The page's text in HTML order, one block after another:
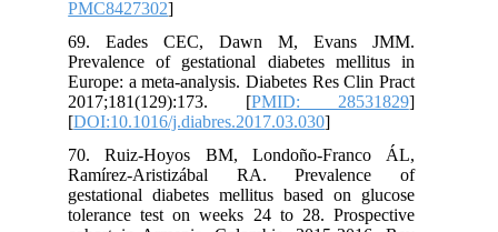
PMC8427302
69. Eades CEC, Dawn M, Evans JMM.
Prevalence of gestational diabetes mellitus in
Europe: a meta-analysis. Diabetes Res Clin Pract
2017;181(129):173. [PMID: 28531829
[DOI:10.1016/j.diabres.2017.03.030
70. Ruiz-Hoyos BM, Londoño-Franco ÁL,
Ramírez-Aristizábal RA. Prevalence of
gestational diabetes mellitus based on glucose
tolerance test on weeks 24 to 28. Prospective